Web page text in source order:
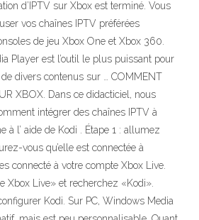
d’IPTV sur Xbox est terminé. Vous
vos chaînes IPTV préférées
de jeu Xbox One et Xbox 360.
Player est l’outil le plus puissant pour
divers contenus sur … COMMENT
XBOX. Dans ce didacticiel, nous
intégrer des chaînes IPTV à
à l’ aide de Kodi . Étape 1 : allumez
vous qu’elle est connectée à
connecté à votre compte Xbox Live.
Xbox Live» et recherchez «Kodi».
Kodi. Sur PC, Windows Media